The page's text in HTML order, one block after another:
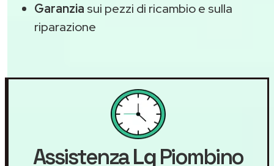
Garanzia sui pezzi di ricambio e sulla
riparazione
AssistenzaLgPiombino